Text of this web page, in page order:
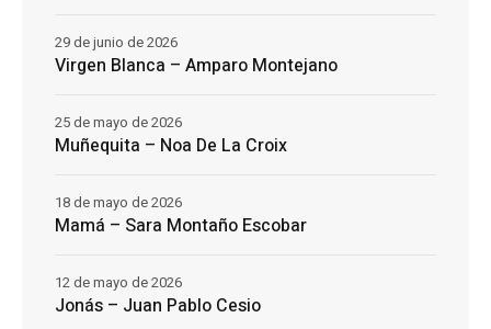
Virgen Blanca – Amparo Montejano
29 de junio de 2026
Muñequita – Noa De La Croix
25 de mayo de 2026
Mamá – Sara Montaño Escobar
18 de mayo de 2026
Jonás – Juan Pablo Cesio
12 de mayo de 2026